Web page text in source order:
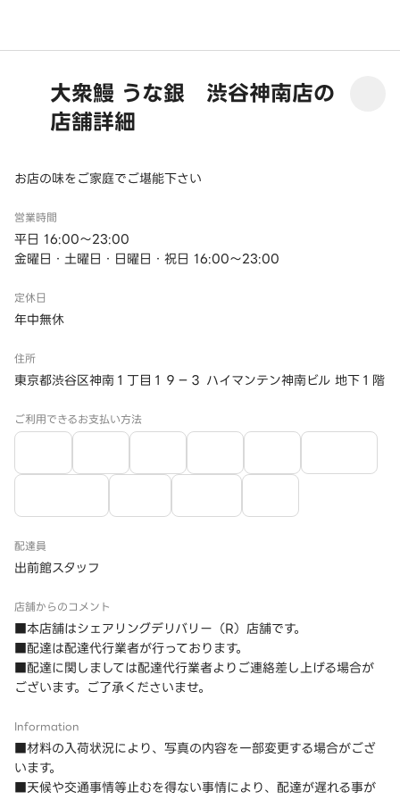
大衆鰻 うな銀 渋谷神南店の
店舗詳細
お店の味をご家庭でご堪能下さい
営業時間
平日 16:00～23:00
金曜日・土曜日・日曜日・祝日 16:00～23:00
定休日
年中無休
住所
東京都渋谷区神南１丁目１９－３ ハイマンテン神南ビル 地下１階
ご利用できるお支払い方法
配達員
出前館スタッフ
店舗からのコメント
■本店舗はシェアリングデリバリー（R）店舗です。
■配達は配達代行業者が行っております。
■配達に関しましては配達代行業者よりご連絡差し上げる場合が
ございます。ご了承くださいませ。
Information
■材料の入荷状況により、写真の内容を一部変更する場合がござ
います。
■天候や交通事情等止むを得ない事情により、配達が遅れる事が